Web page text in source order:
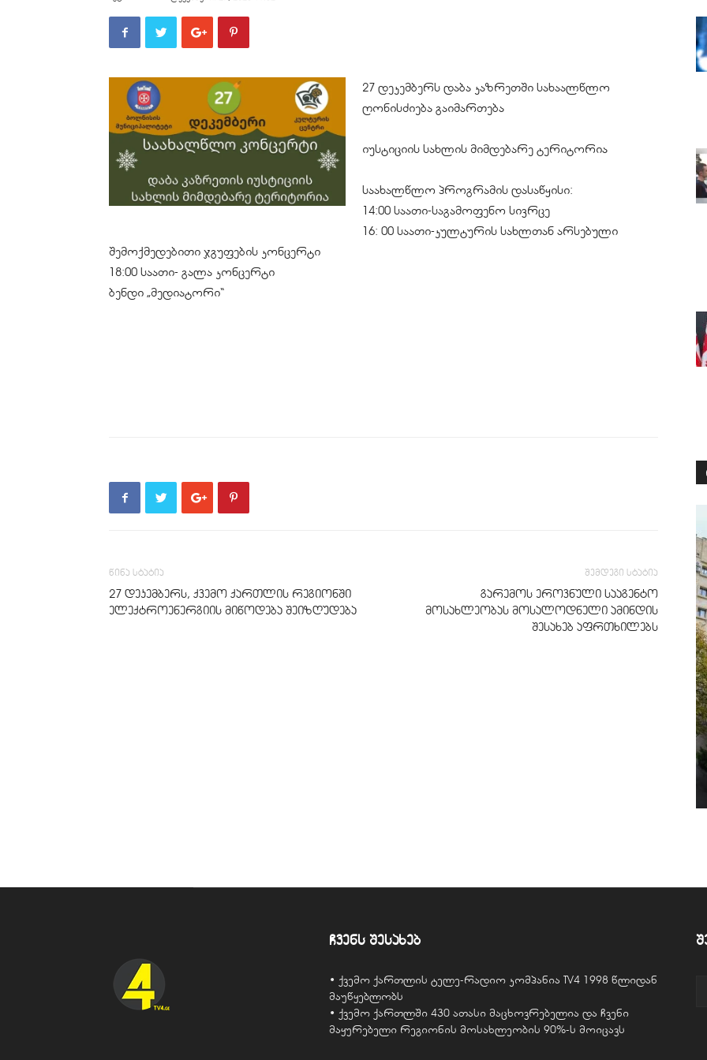
27 დეკემბერს დაბა კაზრეთში სახაალწლო
ღონისძიება გაიმართება
იუსტიციის სახლის მიმდებარე ტერიტორია
საახალწლო პროგრამის დასაწყისი:
14:00 საათი-საგამოფენო სივრცე
16: 00 საათი-კულტურის სახლთან არსებული
შემოქმედებითი ჯგუფების კონცერტი
18:00 საათი- გალა კონცერტი
ბენდი „მედიატორი“
წინა სტატია
27 დეკემბერს, ქვემო ქართლის რეგიონში
ელექტროენერგიის მიწოდება შეიზღუდება
შემდეგი სტატია
გარემოს ეროვნული სააგენტო
მოსახლეობას მოსალოდნელი ამინდის
შესახებ აფრთხილებს
ჩვენს შესახებ
• ქვემო ქართლის ტელე-რადიო კომპანია TV4 1998 წლიდან
მაუწყებლობს
• ქვემო ქართლში 430 ათასი მაცხოვრებელია და ჩვენი
მაყურებელი რეგიონის მოსახლეობის 90%-ს მოიცავს